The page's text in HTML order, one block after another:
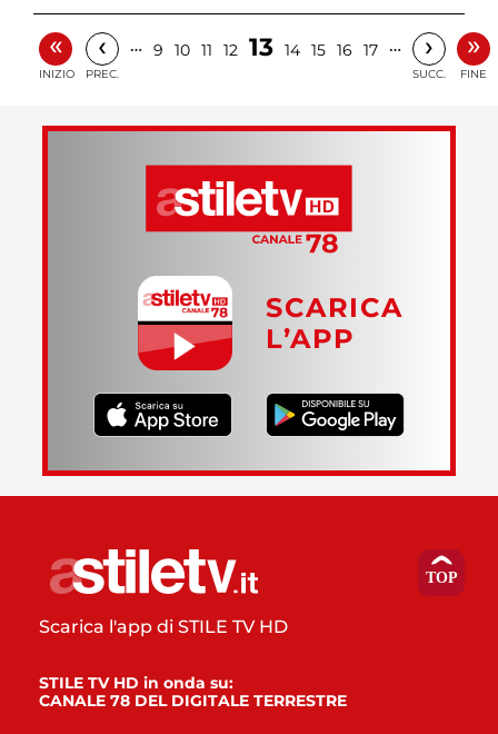
«
INIZIO
‹
PREC.
… 9 10 11 12 13 14 15 16 17 … ›
SUCC.
»
FINE
SCARICA
L’APP
Scarica l'app di STILE TV HD
STILE TV HD in onda su:
CANALE 78 DEL DIGITALE TERRESTRE